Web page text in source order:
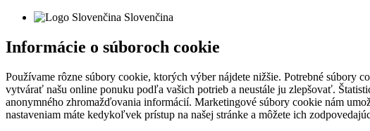
Slovenčina
Informácie o súboroch cookie
Používame rôzne súbory cookie, ktorých výber nájdete nižšie. Potrebné súbory
vytvárať našu online ponuku podľa vašich potrieb a neustále ju zlepšovať.
anonymného zhromažďovania informácií. Marketingové súbory cookie nám
nastaveniam máte kedykoľvek prístup na našej stránke a môžete ich